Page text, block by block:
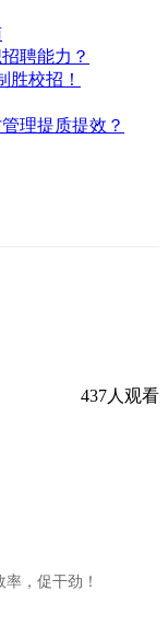
聘能力？
胜校招！
理提质提效？
437人观看
，促干劲！